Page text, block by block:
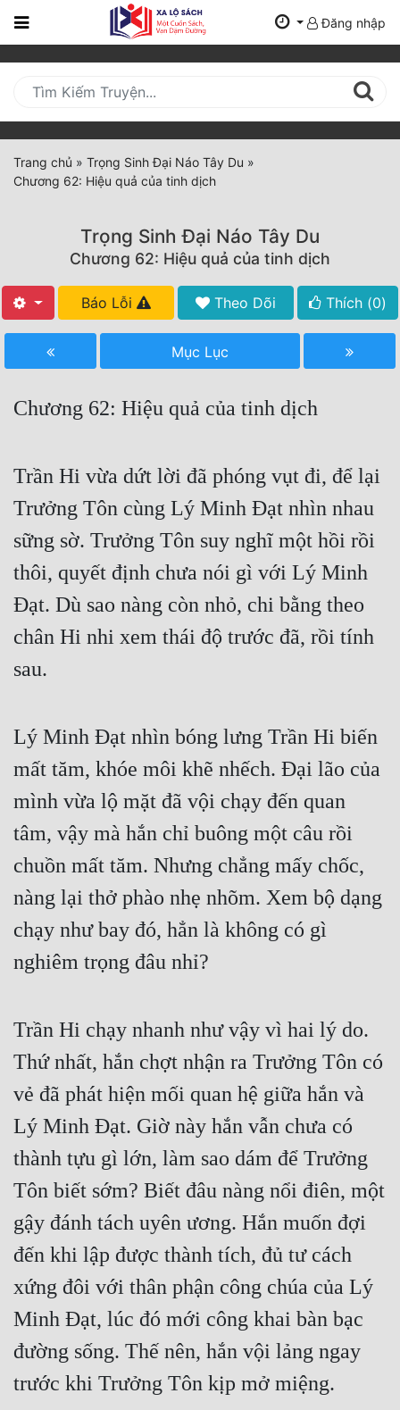
Trang
Mới
Cập
Nhật
(current)
Tất Cả
Hoàn Thành
Truyện Convert
Truyện Dịch
Truyện Nhập Môn
Truyện ngắn
Xa Lộ Dịch
Cạnh Kỹ
Cổ Tiên Hiệp
Cổ Đại
Dị Giới
Dị Năng
Góc Nhìn Nam
Góc Nhìn Nữ
Huyền Huyễn
Huyền Nghi
Huyền Ảo
Học Đường
Khoa Huyễn
Khoa Huyễn Không Gian
Kinh Dị
Đăng nhập
Trang chủ » Trọng Sinh Đại Náo Tây Du »
Chương 62: Hiệu quả của tinh dịch
Trọng Sinh Đại Náo Tây Du
Chương 62: Hiệu quả của tinh dịch
Báo Lỗi Theo Dõi Thích (0)
Mục Lục
Chương 62: Hiệu quả của tinh dịch
Trần Hi vừa dứt lời đã phóng vụt đi, để lại
Trưởng Tôn cùng Lý Minh Đạt nhìn nhau
sững sờ. Trưởng Tôn suy nghĩ một hồi rồi
thôi, quyết định chưa nói gì với Lý Minh
Đạt. Dù sao nàng còn nhỏ, chi bằng theo
chân Hi nhi xem thái độ trước đã, rồi tính
sau.
Lý Minh Đạt nhìn bóng lưng Trần Hi biến
mất tăm, khóe môi khẽ nhếch. Đại lão của
mình vừa lộ mặt đã vội chạy đến quan
tâm, vậy mà hắn chỉ buông một câu rồi
chuồn mất tăm. Nhưng chẳng mấy chốc,
nàng lại thở phào nhẹ nhõm. Xem bộ dạng
chạy như bay đó, hẳn là không có gì
nghiêm trọng đâu nhỉ?
Trần Hi chạy nhanh như vậy vì hai lý do.
Thứ nhất, hắn chợt nhận ra Trưởng Tôn có
vẻ đã phát hiện mối quan hệ giữa hắn và
Lý Minh Đạt. Giờ này hắn vẫn chưa có
thành tựu gì lớn, làm sao dám để Trưởng
Tôn biết sớm? Biết đâu nàng nổi điên, một
gậy đánh tách uyên ương. Hắn muốn đợi
đến khi lập được thành tích, đủ tư cách
xứng đôi với thân phận công chúa của Lý
Minh Đạt, lúc đó mới công khai bàn bạc
đường sống. Thế nên, hắn vội lảng ngay
trước khi Trưởng Tôn kịp mở miệng.